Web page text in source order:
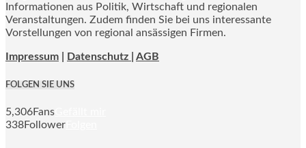
Informationen aus Politik, Wirtschaft und regionalen
Veranstaltungen. Zudem finden Sie bei uns interessante
Vorstellungen von regional ansässigen Firmen.
Impressum Datenschutz | AGB
FOLGEN SIE UNS
5,306Fans
338Follower